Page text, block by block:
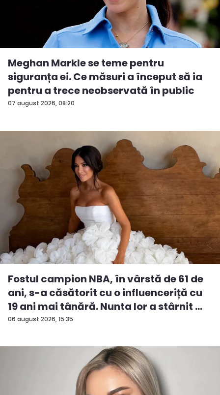
07 august 2026, 08:20
Meghan Markle se teme pentru
siguranța ei. Ce măsuri a început să ia
pentru a trece neobservată în public
06 august 2026, 15:35
Fostul campion NBA, în vârstă de 61 de
ani, s-a căsătorit cu o influenceriță cu
19 ani mai tânără. Nunta lor a stârnit ...